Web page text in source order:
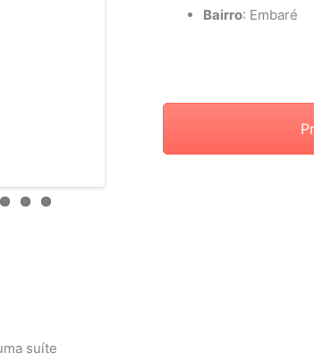
Bairro: Embaré
suíte